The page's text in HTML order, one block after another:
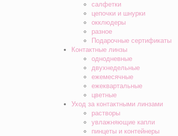
салфетки
цепочки и шнурки
окклюдеры
разное
Подарочные сертификаты
Контактные линзы
однодневные
двухнедельные
ежемесячные
ежеквартальные
цветные
Уход за контактными линзами
растворы
увлажняющие капли
пинцеты и контейнеры